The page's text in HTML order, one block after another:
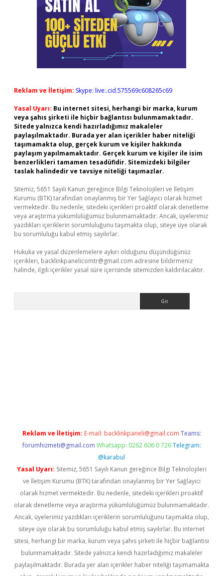
Reklam ve İletişim: Skype: live:.cid.575569c608265c69
Yasal Uyarı: Bu internet sitesi, herhangi bir marka, kurum
veya şahıs şirketi ile hiçbir bağlantısı bulunmamaktadır.
Sitede yalnızca kendi hazırladığımız makaleler
paylaşılmaktadır. Burada yer alan içerikler haber niteliği
taşımamakta olup, gerçek kurum ve kişiler hakkında
paylaşım yapılmamaktadır. Gerçek kurum ve kişiler ile isim
benzerlikleri tamamen tesadüfidir. Sitemizdeki bilgiler
taslak halindedir ve tavsiye niteliği taşımazlar.
Sitemiz, 5651 Sayılı Kanun gereğince Bilgi Teknolojileri ve İletişim
Kurumu (BTK) tarafından onaylanmış bir Yer Sağlayıcı olarak hizmet
vermektedir. Bu nedenle, sitedeki içerikleri proaktif olarak denetleme
veya araştırma yükümlülüğümüz bulunmamaktadır. Ancak, üyelerimiz
yazdıkları içeriklerin sorumluluğunu taşımakta olup, siteye üye olarak
bu sorumluluğu kabul etmiş sayılırlar.
Hukuka ve yasal düzenlemelere aykırı olduğunu düşündüğünüz
içerikleri, backlinkpanelicomtr@gmail.com adresine bildirmeniz
halinde, ilgili içerikler yasal süre içerisinde sitemizden kaldırılacaktır.
Reklam ve İletişim: E-mail: backlinkpaneli@gmail.com Teams:
forumhizmeti@gmail.com Whatsapp: 0262 606 0 726 Telegram:
@karabul
Yasal Uyarı: Sitemiz, 5651 Sayılı Kanun gereğince Bilgi Teknolojileri
ve İletişim Kurumu (BTK) tarafından onaylanmış bir Yer Sağlayıcı
olarak hizmet vermektedir. Bu nedenle, sitedeki içerikleri proaktif
olarak denetleme veya araştırma yükümlülüğümüz bulunmamaktadır.
Ancak, üyelerimiz yazdıkları içeriklerin sorumluluğunu taşımakta olup,
siteye üye olarak bu sorumluluğu kabul etmiş sayılırlar. Bu internet
sitesi, herhangi bir marka, kurum veya şahıs şirketi ile hiçbir bağlantısı
bulunmamaktadır. Sitede yalnızca kendi hazırladığımız makaleler
paylaşılmaktadır. Burada yer alan içerikler haber niteliği taşımamakta